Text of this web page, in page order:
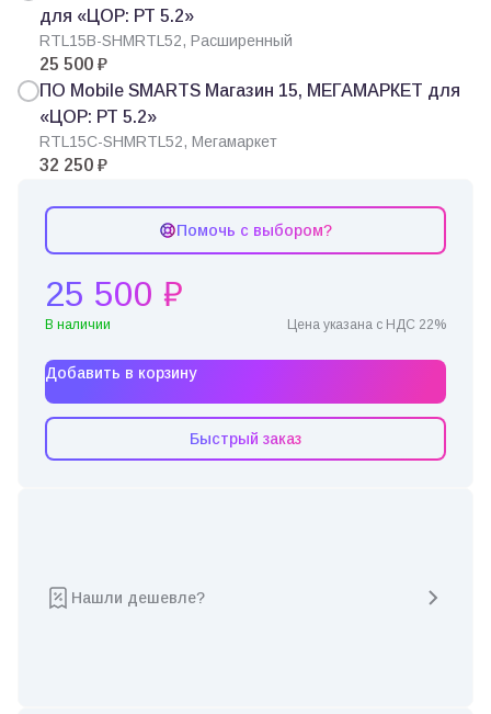
для «ЦОР: РТ 5.2»
RTL15B-SHMRTL52, Расширенный
25 500 ₽
ПО Mobile SMARTS Магазин 15, МЕГАМАРКЕТ для
«ЦОР: РТ 5.2»
RTL15C-SHMRTL52, Мегамаркет
32 250 ₽
Помочь с выбором?
25 500 ₽
В наличии Цена указана с НДС 22%
Добавить в корзину
Быстрый заказ
Нашли дешевле?